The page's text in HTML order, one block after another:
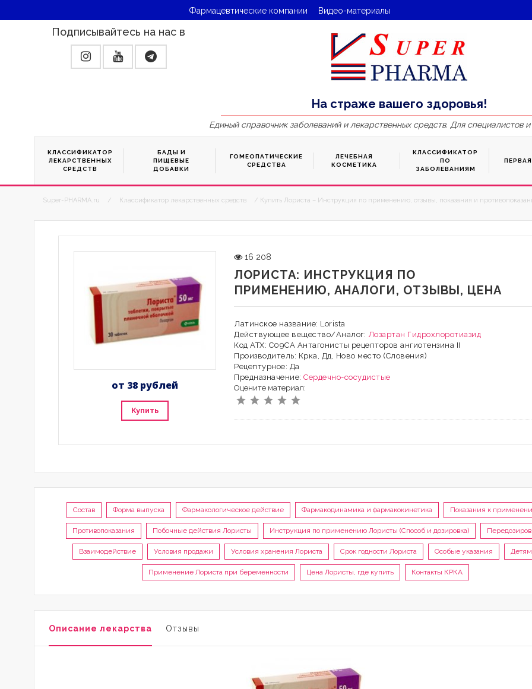
Фармацевтические компании Видео-материалы
Подписывайтесь на нас в
На страже вашего здоровья!
Единый справочник заболеваний и лекарственных средств. Для специалистов
КЛАССИФИКАТОР
ЛЕКАРСТВЕННЫХ
СРЕДСТВ
БАДЫ И
ПИЩЕВЫЕ
ДОБАВКИ
ГОМЕОПАТИЧЕСКИЕ
СРЕДСТВА
ЛЕЧЕБНАЯ
КОСМЕТИКА
КЛАССИФИКАТОР
ПО
ЗАБОЛЕВАНИЯМ
Super-PHARMA.ru / Классификатор лекарственных средств / Купить Лориста – Инструкция по применению, отзывы, показания и
от 38 рублей
Купить
16 208
ЛОРИСТА: ИНСТРУКЦИЯ ПО
ПРИМЕНЕНИЮ, АНАЛОГИ, ОТЗЫВЫ, ЦЕНА
Латинское название: Lorista
Действующее вещество/Аналог: Лозартан Гидрохлоротиазид
Код АТХ: C09CA Антагонисты рецепторов ангиотензина II
Производитель: Крка, Дд, Ново место (Словения)
Рецептурное: Да
Предназначение:Сердечно-сосудистые
Оцените материал:
Состав Форма выпуска Фармакологическое действие Фармакодинамика и фармакокинетика Показания к
Противопоказания Побочные действия Лористы Инструкция по применению Лористы (Способ и дозировка)
Взаимодействие Условия продажи Условия хранения Лориста Срок годности Лориста Особые указания Детям
Применение Лориста при беременности Цена Лористы, где купить Контакты КРКА
Описание лекарства Отзывы